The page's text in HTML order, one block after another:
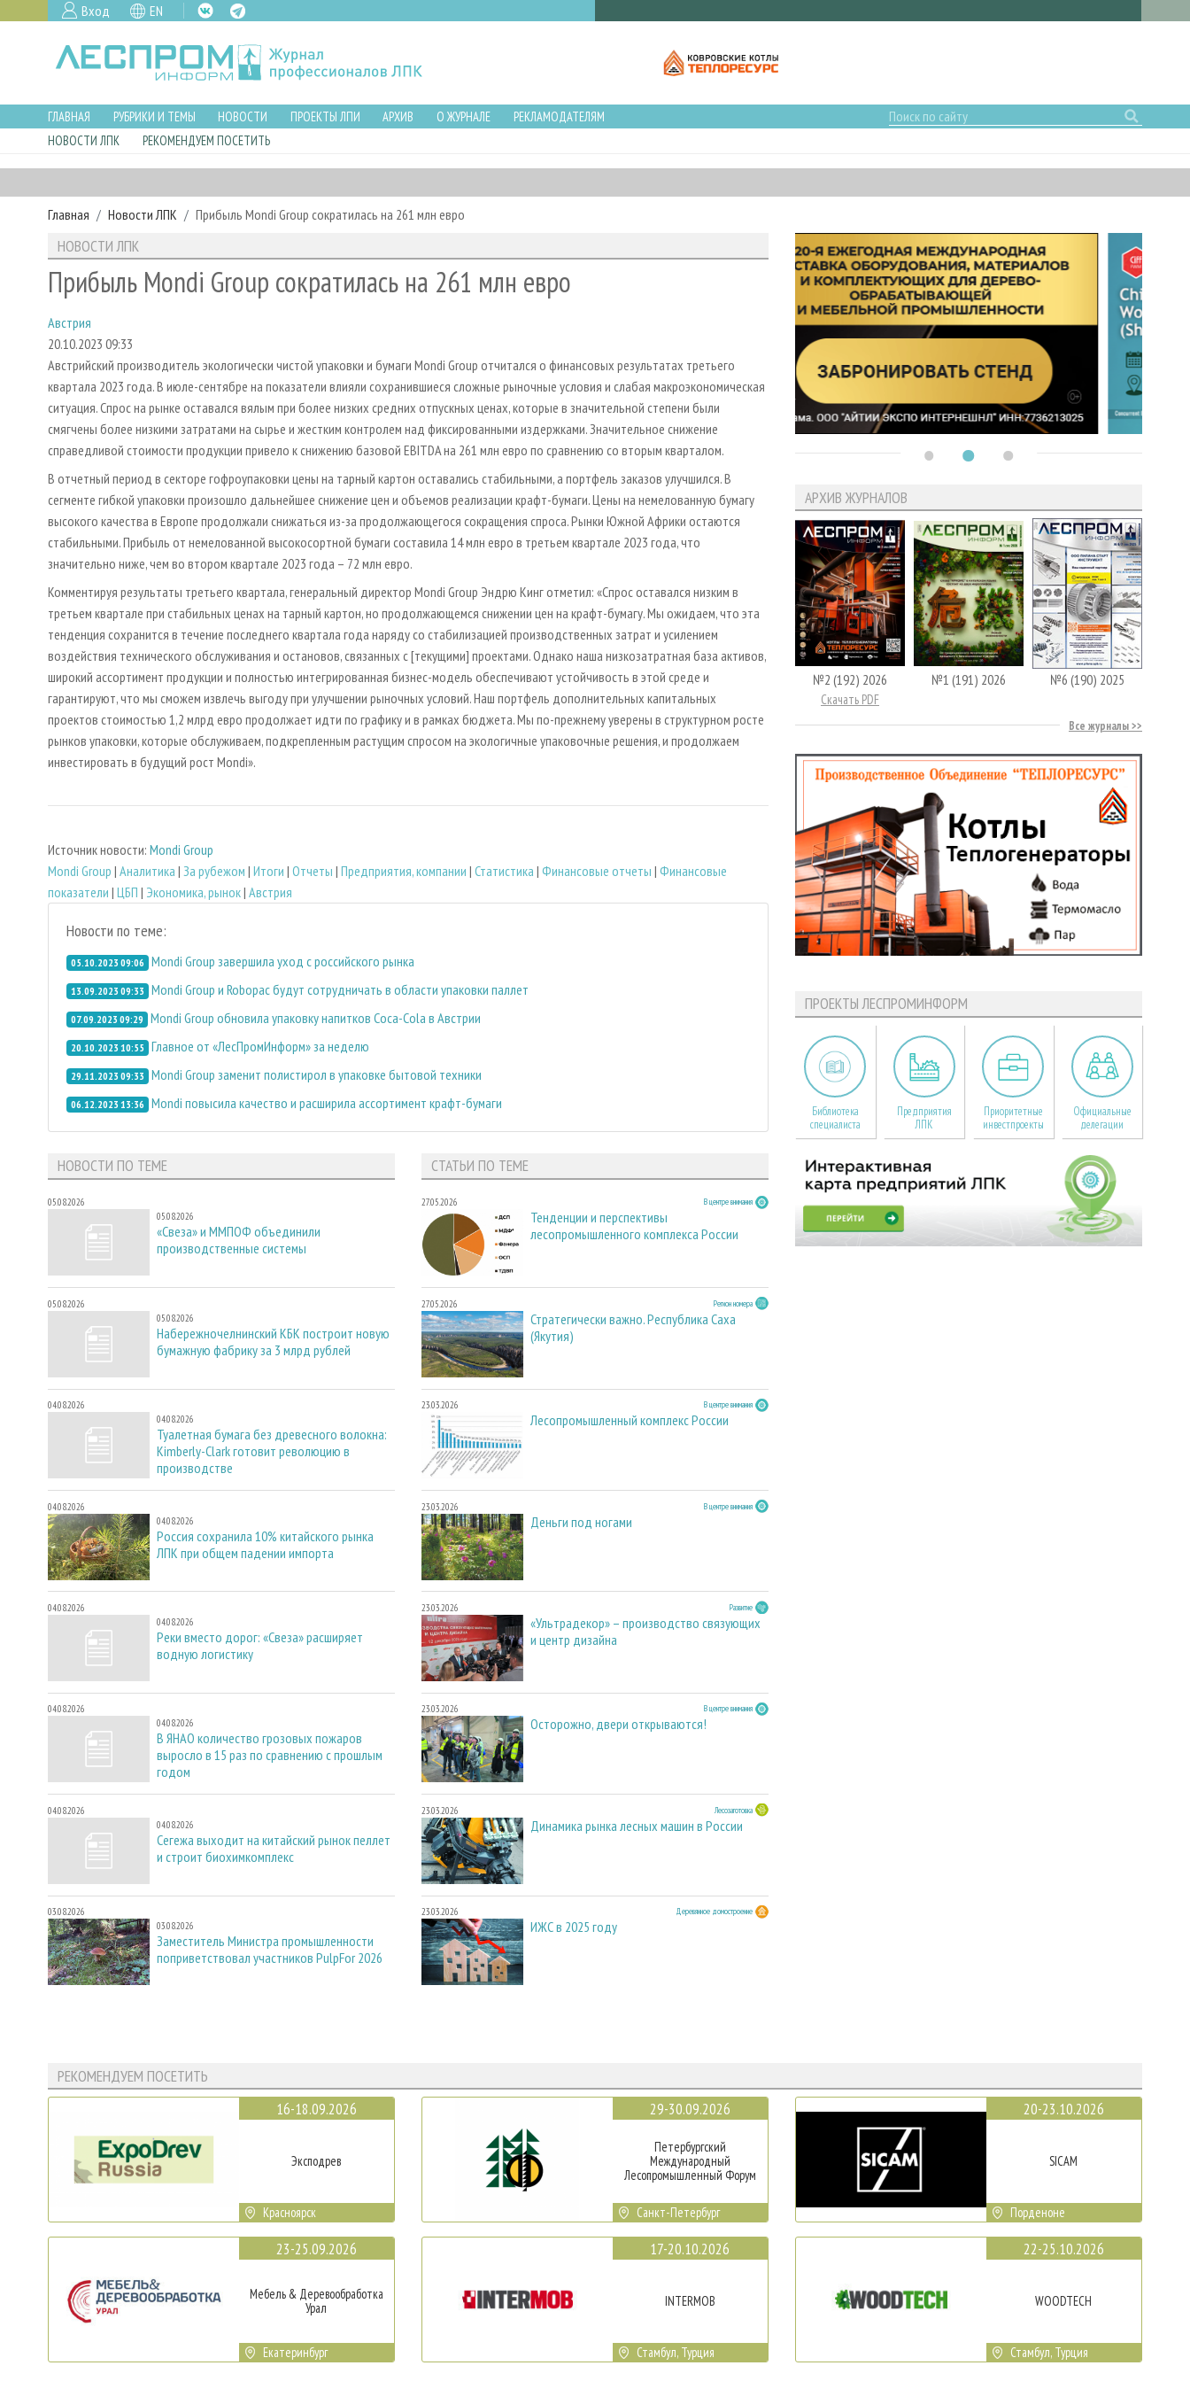
Вход EN
ГЛАВНАЯ РУБРИКИ И ТЕМЫ НОВОСТИ ПРОЕКТЫ ЛПИ АРХИВ О ЖУРНАЛЕ
РЕКЛАМОДАТЕЛЯМ
НОВОСТИ ЛПК
РЕКОМЕНДУЕМ ПОСЕТИТЬ
Главная Новости ЛПК Прибыль Mondi Group сократилась на 261 млн евро
НОВОСТИ ЛПК
Прибыль Mondi Group сократилась на 261 млн евро
Австрия
20.10.2023 09:33
Австрийский производитель экологически чистой упаковки и бумаги Mondi Group отчитался о финансовых результатах третьего
квартала 2023 года. В июле-сентябре на показатели влияли сохранившиеся сложные рыночные условия и слабая макроэкономическая
ситуация. Спрос на рынке оставался вялым при более низких средних отпускных ценах, которые в значительной степени были
смягчены более низкими затратами на сырье и жестким контролем над фиксированными издержками. Значительное снижение
справедливой стоимости продукции привело к снижению базовой EBITDA на 261 млн евро по сравнению со вторым кварталом.
В отчетный период в секторе гофроупаковки цены на тарный картон оставались стабильными, а портфель заказов улучшился. В
сегменте гибкой упаковки произошло дальнейшее снижение цен и объемов реализации крафт-бумаги. Цены на немелованную бумагу
высокого качества в Европе продолжали снижаться из-за продолжающегося сокращения спроса. Рынки Южной Африки остаются
стабильными. Прибыль от немелованной высокосортной бумаги составила 14 млн евро в третьем квартале 2023 года, что
значительно ниже, чем во втором квартале 2023 года – 72 млн евро.
Комментируя результаты третьего квартала, генеральный директор Mondi Group Эндрю Кинг отметил: «Спрос оставался низким в
третьем квартале при стабильных ценах на тарный картон, но продолжающемся снижении цен на крафт-бумагу. Мы ожидаем, что эта
тенденция сохранится в течение последнего квартала года наряду со стабилизацией производственных затрат и усилением
воздействия технического обслуживания и остановов, связанных с [текущими] проектами. Однако наша низкозатратная база активов,
широкий ассортимент продукции и полностью интегрированная бизнес-модель обеспечивают устойчивость в этой среде и
гарантируют, что мы сможем извлечь выгоду при улучшении рыночных условий. Наш портфель дополнительных капитальных
проектов стоимостью 1,2 млрд евро продолжает идти по графику и в рамках бюджета. Мы по-прежнему уверены в структурном росте
рынков упаковки, которые обслуживаем, подкрепленным растущим спросом на экологичные упаковочные решения, и продолжаем
инвестировать в будущий рост Mondi».
Источник новости: Mondi Group
Mondi Group | Аналитика | За рубежом | Итоги | Отчеты | Предприятия, компании | Статистика | Финансовые отчеты | Финансовые
показатели | ЦБП | Экономика, рынок| Австрия
Новости по теме:
05.10.2023 09:06 Mondi Group завершила уход с российского рынка
13.09.2023 09:33 Mondi Group и Robopac будут сотрудничать в области упаковки паллет
07.09.2023 09:29 Mondi Group обновила упаковку напитков Coca-Cola в Австрии
20.10.2023 10:55 Главное от «ЛесПромИнформ» за неделю
29.11.2023 09:33 Mondi Group заменит полистирол в упаковке бытовой техники
06.12.2023 13:36 Mondi повысила качество и расширила ассортимент крафт-бумаги
НОВОСТИ ПО ТЕМЕ
05.08.2026
05.08.2026
«Свеза» и ММПОФ объединили
производственные системы
05.08.2026
05.08.2026
Набережночелнинский КБК построит новую
бумажную фабрику за 3 млрд рублей
04.08.2026
04.08.2026
Туалетная бумага без древесного волокна:
Kimberly-Clark готовит революцию в
производстве
04.08.2026
04.08.2026
Россия сохранила 10% китайского рынка
ЛПК при общем падении импорта
04.08.2026
04.08.2026
Реки вместо дорог: «Свеза» расширяет
водную логистику
04.08.2026
04.08.2026
В ЯНАО количество грозовых пожаров
выросло в 15 раз по сравнению с прошлым
годом
04.08.2026
04.08.2026
Сегежа выходит на китайский рынок пеллет
и строит биохимкомплекс
03.08.2026
03.08.2026
Заместитель Министра промышленности
поприветствовал участников PulpFor 2026
СТАТЬИ ПО ТЕМЕ
27.05.2026 В центре внимания
Тенденции и перспективы
лесопромышленного комплекса России
27.05.2026 Регион номера
Стратегически важно. Республика Саха
(Якутия)
23.03.2026 В центре внимания
Лесопромышленный комплекс России
23.03.2026 В центре внимания
Деньги под ногами
23.03.2026 Развитие
«Ультрадекор» – производство связующих
и центр дизайна
23.03.2026 В центре внимания
Осторожно, двери открываются!
23.03.2026 Лесозаготовка
Динамика рынка лесных машин в России
23.03.2026 Деревянное домостроение
ИЖС в 2025 году
АРХИВ ЖУРНАЛОВ
№2 (192) 2026
Скачать PDF
№1 (191) 2026 №6 (190) 2025
Все журналы
ПРОЕКТЫ ЛЕСПРОМИНФОРМ
Библиотека
специалиста
Предприятия
ЛПК
Приоритетные
инвестпроекты
Официальные
делегации
РЕКОМЕНДУЕМ ПОСЕТИТЬ
16-18.09.2026
Эксподрев
Красноярск
23-25.09.2026
Мебель & Деревообработка
Урал
Екатеринбург
29-30.09.2026
Петербургский
Международный
Лесопромышленный Форум
Санкт-Петербург
17-20.10.2026
INTERMOB
Стамбул, Турция
20-23.10.2026
SICAM
Порденоне
22-25.10.2026
WOODTECH
Стамбул, Турция